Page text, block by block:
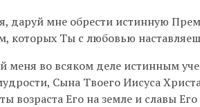
даруй мне обрести истинную
которых Ты с любовью
меня во всяком деле истинным
Сына Твоего Иисуса
возраста Его на земле и славы Его